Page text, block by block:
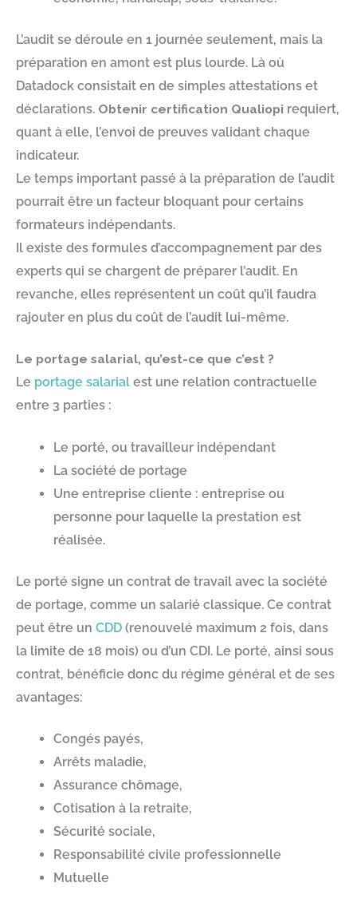
L’audit se déroule en 1 journée seulement, mais la
préparation en amont est plus lourde. Là où
Datadock consistait en de simples attestations et
déclarations. Obtenir certification Qualiopi requiert,
quant à elle, l’envoi de preuves validant chaque
indicateur.
Le temps important passé à la préparation de l’audit
pourrait être un facteur bloquant pour certains
formateurs indépendants.
Il existe des formules d’accompagnement par des
experts qui se chargent de préparer l’audit. En
revanche, elles représentent un coût qu’il faudra
rajouter en plus du coût de l’audit lui-même.
Le portage salarial, qu’est-ce que c’est ?
Le portage salarial est une relation contractuelle
entre 3 parties :
Le porté, ou travailleur indépendant
La société de portage
Une entreprise cliente : entreprise ou
personne pour laquelle la prestation est
réalisée.
Le porté signe un contrat de travail avec la société
de portage, comme un salarié classique. Ce contrat
peut être un CDD (renouvelé maximum 2 fois, dans
la limite de 18 mois) ou d’un CDI. Le porté, ainsi sous
contrat, bénéficie donc du régime général et de ses
avantages:
Congés payés,
Arrêts maladie,
Assurance chômage,
Cotisation à la retraite,
Sécurité sociale,
Responsabilité civile professionnelle
Mutuelle